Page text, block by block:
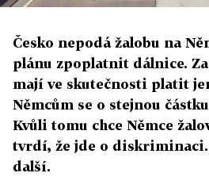
Česko nepodá žalobu na
plánu zpoplatnit dálnice.
mají ve skutečnosti platit
Němcům se o stejnou
Kvůli tomu chce Němce
tvrdí, že jde o
další.